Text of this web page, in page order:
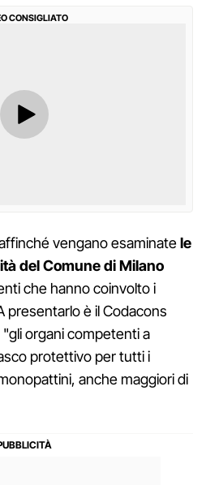
CONSIGLIATO
vengano esaminatele
del Comune di Milano
che hanno coinvolto i
presentarlo è il Codacons
organi competenti a
protettivo per tutti i
anche maggiori di